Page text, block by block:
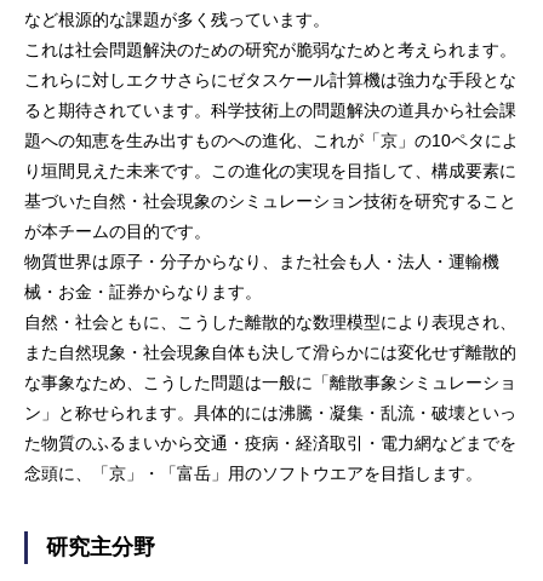
など根源的な課題が多く残っています。
これは社会問題解決のための研究が脆弱なためと考えられます。
これらに対しエクサさらにゼタスケール計算機は強力な手段とな
ると期待されています。科学技術上の問題解決の道具から社会課
題への知恵を生み出すものへの進化、これが「京」の10ペタによ
り垣間見えた未来です。この進化の実現を目指して、構成要素に
基づいた自然・社会現象のシミュレーション技術を研究すること
が本チームの目的です。
物質世界は原子・分子からなり、また社会も人・法人・運輸機
械・お金・証券からなります。
自然・社会ともに、こうした離散的な数理模型により表現され、
また自然現象・社会現象自体も決して滑らかには変化せず離散的
な事象なため、こうした問題は一般に「離散事象シミュレーショ
ン」と称せられます。具体的には沸騰・凝集・乱流・破壊といっ
た物質のふるまいから交通・疫病・経済取引・電力網などまでを
念頭に、「京」・「富岳」用のソフトウエアを目指します。
研究主分野